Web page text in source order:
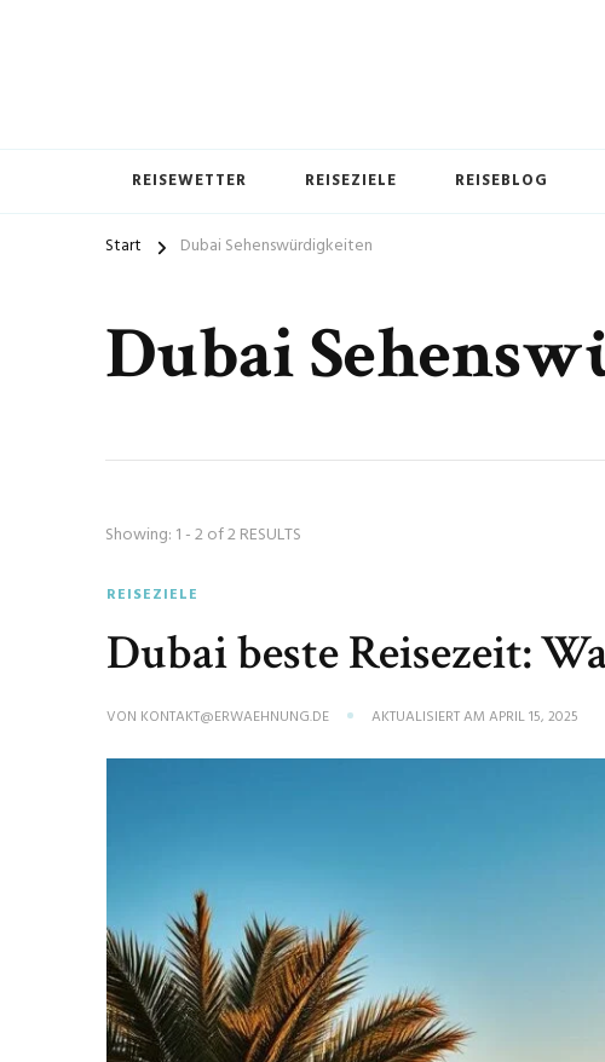
REISEWETTER REISEZIELE REISEBLOG
Start Dubai Sehenswürdigkeiten
Dubai
Showing: 1 - 2 of 2 RESULTS
REISEZIELE
Dubai beste Reisezeit:
VON KONTAKT@ERWAEHNUNG.DE AKTUALISIERT AM APRIL 15, 2025